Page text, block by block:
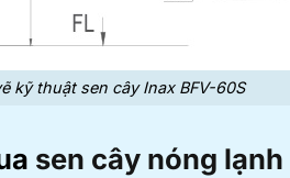
kỹ thuật sen cây Inax BFV-60S
sen cây nóng lạnh